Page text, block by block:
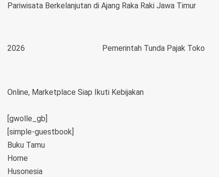
Pariwisata Berkelanjutan di Ajang Raka Raki Jawa Timur
2026 Pemerintah Tunda Pajak Toko
Online, Marketplace Siap Ikuti Kebijakan
[gwolle_gb]
[simple-guestbook]
Buku Tamu
Home
Husonesia